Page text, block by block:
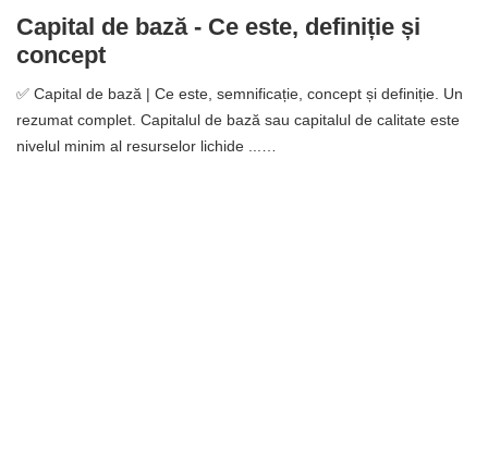
Capital de bază - Ce este, definiție și
concept
✅ Capital de bază | Ce este, semnificație, concept și definiție. Un
rezumat complet. Capitalul de bază sau capitalul de calitate este
nivelul minim al resurselor lichide ...…